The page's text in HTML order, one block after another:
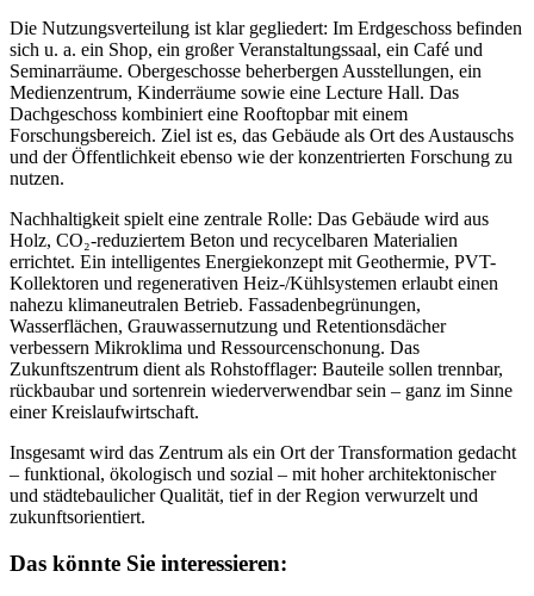
Die Nutzungsverteilung ist klar gegliedert: Im Erdgeschoss befinden
sich u. a. ein Shop, ein großer Veranstaltungssaal, ein Café und
Seminarräume. Obergeschosse beherbergen Ausstellungen, ein
Medienzentrum, Kinderräume sowie eine Lecture Hall. Das
Dachgeschoss kombiniert eine Rooftopbar mit einem
Forschungsbereich. Ziel ist es, das Gebäude als Ort des Austauschs
und der Öffentlichkeit ebenso wie der konzentrierten Forschung zu
nutzen.
Nachhaltigkeit spielt eine zentrale Rolle: Das Gebäude wird aus
Holz, CO₂-reduziertem Beton und recycelbaren Materialien
errichtet. Ein intelligentes Energiekonzept mit Geothermie, PVT-
Kollektoren und regenerativen Heiz-/Kühlsystemen erlaubt einen
nahezu klimaneutralen Betrieb. Fassadenbegrünungen,
Wasserflächen, Grauwassernutzung und Retentionsdächer
verbessern Mikroklima und Ressourcenschonung. Das
Zukunftszentrum dient als Rohstofflager: Bauteile sollen trennbar,
rückbaubar und sortenrein wiederverwendbar sein – ganz im Sinne
einer Kreislaufwirtschaft.
Insgesamt wird das Zentrum als ein Ort der Transformation gedacht
– funktional, ökologisch und sozial – mit hoher architektonischer
und städtebaulicher Qualität, tief in der Region verwurzelt und
zukunftsorientiert.
Das könnte Sie interessieren: